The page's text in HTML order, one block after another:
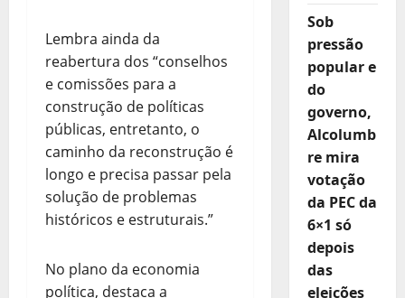
Lembra ainda da
reabertura dos “conselhos
e comissões para a
construção de políticas
públicas, entretanto, o
caminho da reconstrução é
longo e precisa passar pela
solução de problemas
históricos e estruturais.”
No plano da economia
política, destaca a
Sob
pressão
popular e
do
governo,
Alcolumb
re mira
votação
da PEC da
6×1 só
depois
das
eleições